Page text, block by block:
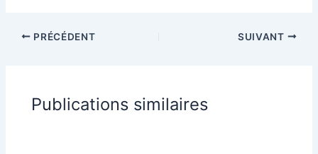
PRÉCÉDENT SUIVANT
Publications similaires